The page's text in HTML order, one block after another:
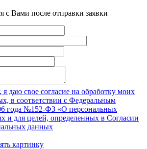
с Вами после отправки заявки
даю свое согласие на обработку моих
в соответствии с Федеральным
года №152-ФЗ «О персональных
и для целей, определенных в Согласии
данных
картинку